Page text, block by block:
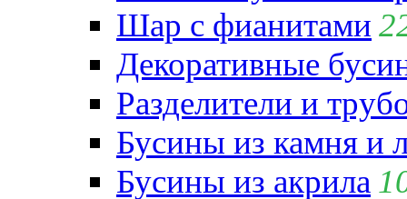
Шар с фианитами
Декоративные
Разделители и
Бусины из камня и
Бусины из акрила